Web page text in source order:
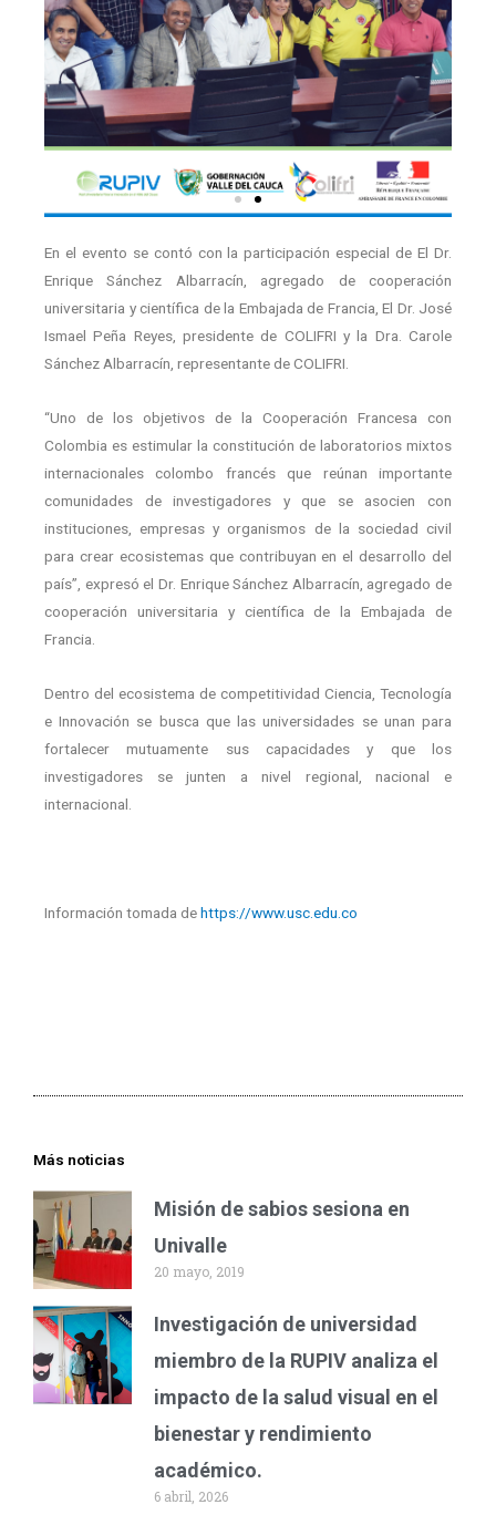
En el evento se contó con la participación especial de El Dr.
Enrique Sánchez Albarracín, agregado de cooperación
universitaria y científica de la Embajada de Francia, El Dr. José
Ismael Peña Reyes, presidente de COLIFRI y la Dra. Carole
Sánchez Albarracín, representante de COLIFRI.
“Uno de los objetivos de la Cooperación Francesa con
Colombia es estimular la constitución de laboratorios mixtos
internacionales colombo francés que reúnan importante
comunidades de investigadores y que se asocien con
instituciones, empresas y organismos de la sociedad civil
para crear ecosistemas que contribuyan en el desarrollo del
país”, expresó el Dr. Enrique Sánchez Albarracín, agregado de
cooperación universitaria y científica de la Embajada de
Francia.
Dentro del ecosistema de competitividad Ciencia, Tecnología
e Innovación se busca que las universidades se unan para
fortalecer mutuamente sus capacidades y que los
investigadores se junten a nivel regional, nacional e
internacional.
Información tomada dehttps://www.usc.edu.co
Más noticias
Misión de sabios sesiona en
Univalle
20 mayo, 2019
Investigación de universidad
miembro de la RUPIV analiza el
impacto de la salud visual en el
bienestar y rendimiento
académico.
6 abril, 2026